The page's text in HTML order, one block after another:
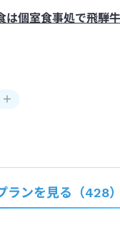
は個室食事処で飛騨
ランを見る（428）